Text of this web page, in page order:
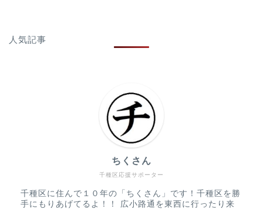
人気記事
千種区応援サポーター
ちくさん
千種区に住んで１０年の「ちくさん」です！千種区を勝
手にもりあげてるよ！！ 広小路通を東西に行ったり来